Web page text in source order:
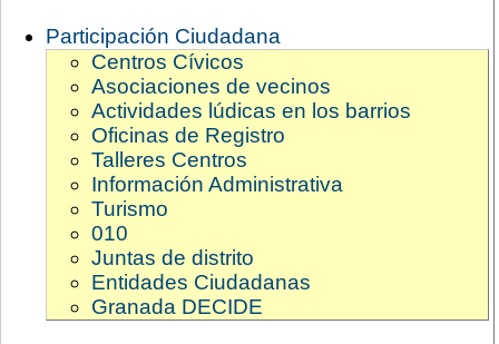
Participación Ciudadana
Centros Cívicos
Asociaciones de vecinos
Actividades lúdicas en los barrios
Oficinas de Registro
Talleres Centros
Información Administrativa
Turismo
010
Juntas de distrito
Entidades Ciudadanas
Granada DECIDE